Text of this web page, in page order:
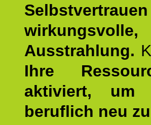
Ausstrahlung.
Ihre
aktiviert,
beruflich neu